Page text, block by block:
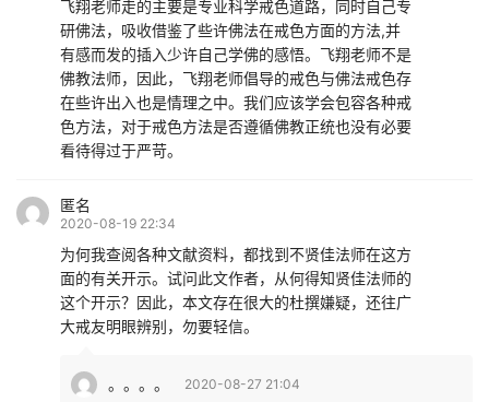
飞翔老师走的主要是专业科学戒色道路，同时自己专
研佛法，吸收借鉴了些许佛法在戒色方面的方法,并
有感而发的插入少许自己学佛的感悟。飞翔老师不是
佛教法师，因此，飞翔老师倡导的戒色与佛法戒色存
在些许出入也是情理之中。我们应该学会包容各种戒
色方法，对于戒色方法是否遵循佛教正统也没有必要
看待得过于严苛。
匿名
2020-08-19 22:34
为何我查阅各种文献资料，都找到不贤佳法师在这方
面的有关开示。试问此文作者，从何得知贤佳法师的
这个开示？因此，本文存在很大的杜撰嫌疑，还往广
大戒友明眼辨别，勿要轻信。
。。。。 2020-08-27 21:04